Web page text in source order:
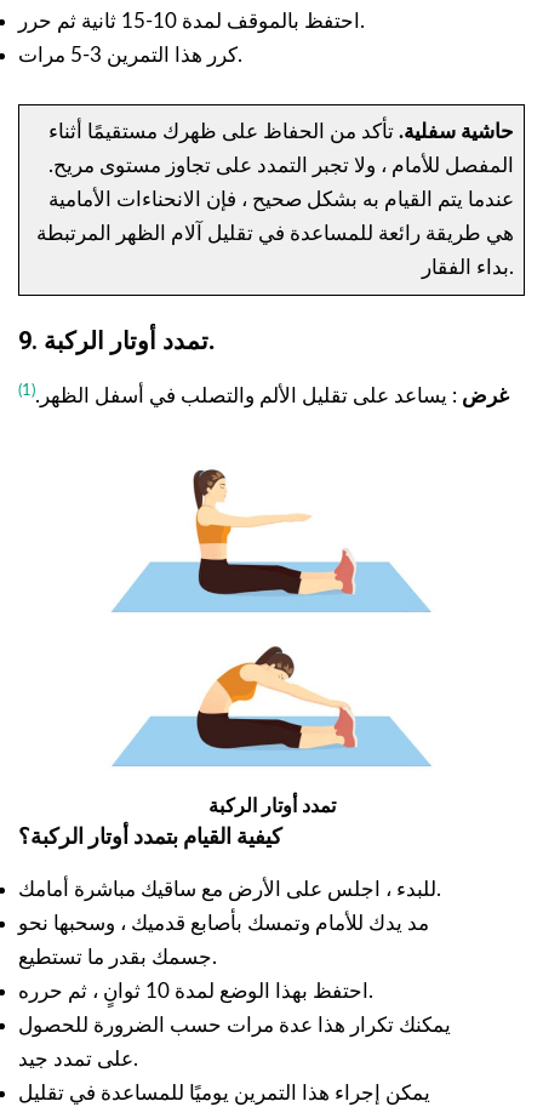
احتفظ بالموقف لمدة 10-15 ثانية ثم حرر.
كرر هذا التمرين 3-5 مرات.
حاشية سفلية. تأكد من الحفاظ على ظهرك مستقيمًا أثناء
المفصل للأمام ، ولا تجبر التمدد على تجاوز مستوى مريح.
عندما يتم القيام به بشكل صحيح ، فإن الانحناءات الأمامية
هي طريقة رائعة للمساعدة في تقليل آلام الظهر المرتبطة
بداء الفقار.
9. تمدد أوتار الركبة.
غرض : يساعد على تقليل الألم والتصلب في أسفل الظهر.(1)
تمدد أوتار الركبة
كيفية القيام بتمدد أوتار الركبة؟
للبدء ، اجلس على الأرض مع ساقيك مباشرة أمامك.
مد يدك للأمام وتمسك بأصابع قدميك ، وسحبها نحو
جسمك بقدر ما تستطيع.
احتفظ بهذا الوضع لمدة 10 ثوانٍ ، ثم حرره.
يمكنك تكرار هذا عدة مرات حسب الضرورة للحصول
على تمدد جيد.
يمكن إجراء هذا التمرين يوميًا للمساعدة في تقليل